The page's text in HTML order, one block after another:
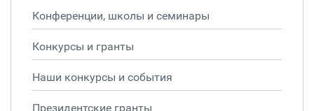
Конференции, школы и семинары
Конкурсы и гранты
Наши конкурсы и события
Президентские гранты